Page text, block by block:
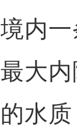
内
大
水